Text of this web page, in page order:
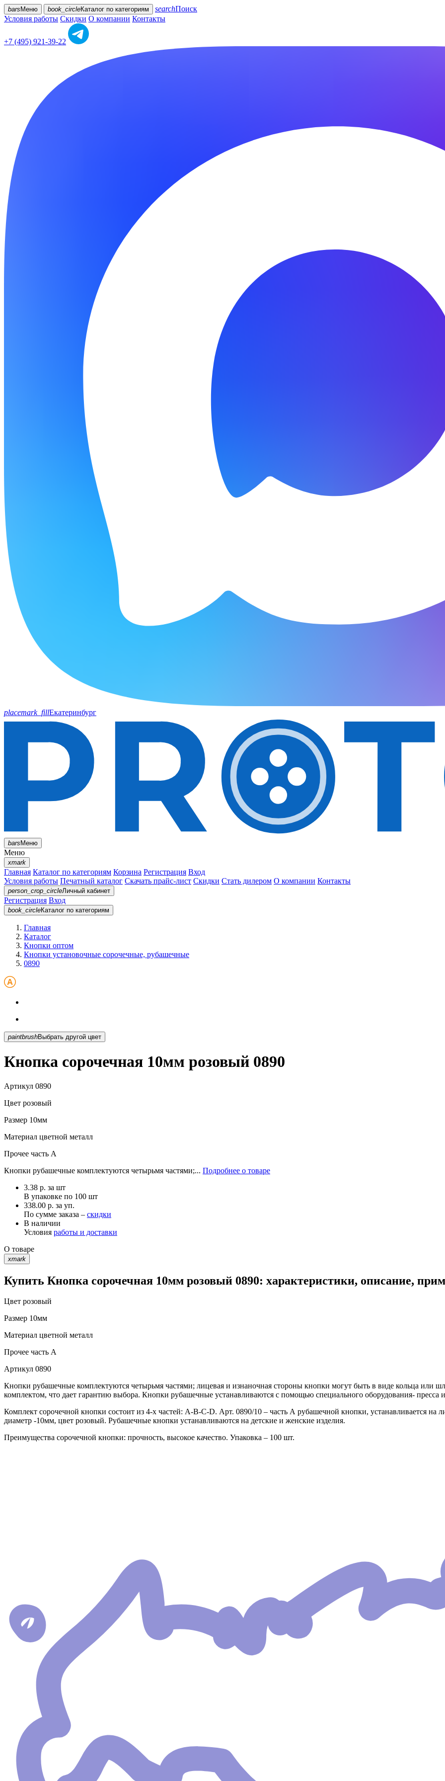
bars Меню book_circleКаталог по категориям searchПоиск
Условия работы Скидки О компании Контакты
+7 (495) 921-39-22
placemark_fillЕкатеринбург
barsМеню
Меню
xmark
Главная Каталог по категориям Корзина Регистрация Вход
Условия работы Печатный каталог Скачать прайс-лист Скидки Стать дилером О компании Контакты
person_crop_circleЛичный кабинет
Регистрация Вход
book_circleКаталог по категориям
Главная
Каталог
Кнопки оптом
Кнопки установочные сорочечные, рубашечные
0890
paintbrush Выбрать другой цвет
Кнопка сорочечная 10мм розовый 0890
Артикул 0890
Цвет розовый
Размер 10мм
Материал цветной металл
Прочее часть A
Кнопки рубашечные комплектуются четырьмя частями;... Подробнее о товаре
3.38 р. за шт
В упаковке по 100 шт
338.00 р. за уп.
По сумме заказа – скидки
В наличии
Условия работы и доставки
О товаре
xmark
Купить Кнопка сорочечная 10мм розовый 0890: характеристики, описание,
Цвет розовый
Размер 10мм
Материал цветной металл
Прочее часть A
Артикул 0890
Кнопки рубашечные комплектуются четырьмя частями; лицевая и изнаночная стороны кнопки могут быть в виде кольца или
комплектом, что дает гарантию выбора. Кнопки рубашечные устанавливаются с помощью специального оборудования- пресса
Комплект сорочечной кнопки состоит из 4-х частей: А-В-С-D. Арт. 0890/10 – часть А рубашечной кнопки, устанавливается на
диаметр -10мм, цвет розовый. Рубашечные кнопки устанавливаются на детские и женские изделия.
Преимущества сорочечной кнопки: прочность, высокое качество. Упаковка – 100 шт.